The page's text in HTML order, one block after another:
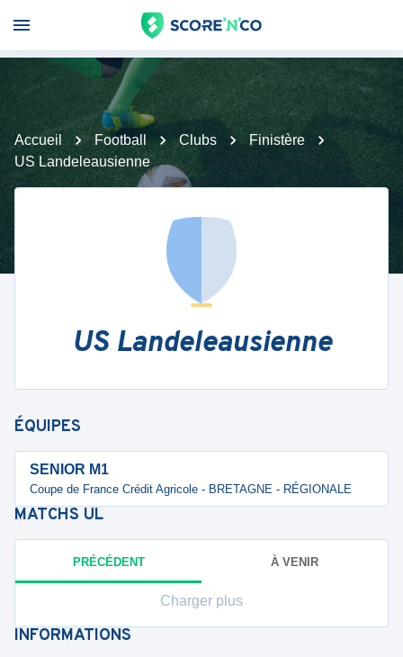
Accueil Football Clubs
Finistère
US Landeleausienne
US Landeleausienne
ÉQUIPES
SENIOR M1
Coupe de France Crédit Agricole - BRETAGNE - RÉGIONALE
MATCHS UL
PRÉCÉDENT À VENIR
Charger plus
INFORMATIONS